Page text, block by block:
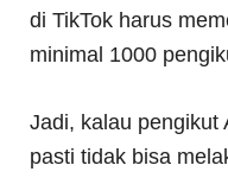
di TikTok harus
minimal 1000
Jadi, kalau pengikut
pasti tidak bisa